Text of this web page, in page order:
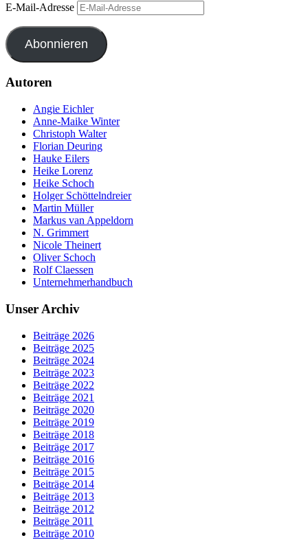
E-Mail-Adresse
Abonnieren
Autoren
Angie Eichler
Anne-Maike Winter
Christoph Walter
Florian Deuring
Hauke Eilers
Heike Lorenz
Heike Schoch
Holger Schöttelndreier
Martin Müller
Markus van Appeldorn
N. Grimmert
Nicole Theinert
Oliver Schoch
Rolf Claessen
Unternehmerhandbuch
Unser Archiv
Beiträge 2026
Beiträge 2025
Beiträge 2024
Beiträge 2023
Beiträge 2022
Beiträge 2021
Beiträge 2020
Beiträge 2019
Beiträge 2018
Beiträge 2017
Beiträge 2016
Beiträge 2015
Beiträge 2014
Beiträge 2013
Beiträge 2012
Beiträge 2011
Beiträge 2010